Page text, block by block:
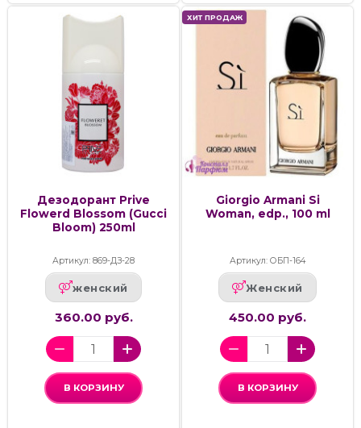
Дезодорант Prive
Flowerd Blossom (Gucci
Bloom) 250ml
Артикул: 869-ДЗ-28
женский
360.00 руб.
В КОРЗИНУ
ХИТ ПРОДАЖ
Giorgio Armani Si
Woman, edp., 100 ml
Артикул: ОБП-164
Женский
450.00 руб.
В КОРЗИНУ